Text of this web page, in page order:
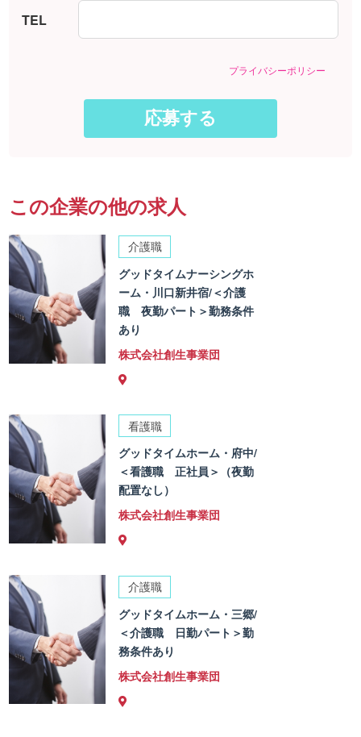
TEL
プライバシーポリシー
この企業の他の求人
介護職
グッドタイムナーシングホ
ーム・川口新井宿/＜介護
職 夜勤パート＞勤務条件
あり
株式会社創生事業団
看護職
グッドタイムホーム・府中/
＜看護職 正社員＞（夜勤
配置なし）
株式会社創生事業団
介護職
グッドタイムホーム・三郷/
＜介護職 日勤パート＞勤
務条件あり
株式会社創生事業団